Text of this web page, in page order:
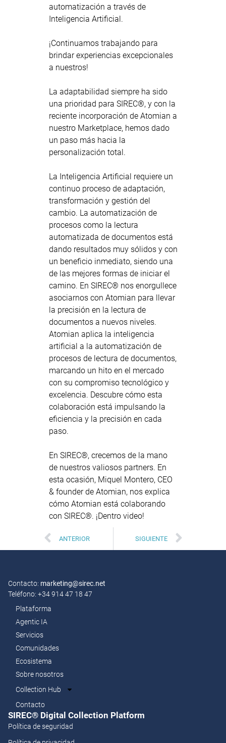
automatización a través de
Inteligencia Artificial.
¡Continuamos trabajando para
brindar experiencias excepcionales
a nuestros!
La adaptabilidad siempre ha sido
una prioridad para SIREC®, y con la
reciente incorporación de Atomian a
nuestro Marketplace, hemos dado
un paso más hacia la
personalización total.
La Inteligencia Artificial requiere un
continuo proceso de adaptación,
transformación y gestión del
cambio. La automatización de
procesos como la lectura
automatizada de documentos está
dando resultados muy sólidos y con
un beneficio inmediato, siendo una
de las mejores formas de iniciar el
camino. En SIREC® nos enorgullece
asociarnos con Atomian para llevar
la precisión en la lectura de
documentos a nuevos niveles.
Atomian aplica la inteligencia
artificial a la automatización de
procesos de lectura de documentos,
marcando un hito en el mercado
con su compromiso tecnológico y
excelencia. Descubre cómo esta
colaboración está impulsando la
eficiencia y la precisión en cada
paso.
En SIREC®, crecemos de la mano
de nuestros valiosos partners. En
esta ocasión, Miquel Montero, CEO
& founder de Atomian, nos explica
cómo Atomian está colaborando
con SIREC®. ¡Dentro video!
ANTERIOR SIGUIENTE
Contacto: marketing@sirec.net
Teléfono: +34 914 47 18 47
Plataforma
Agentic IA
Servicios
Comunidades
Ecosistema
Sobre nosotros
Collection Hub
Contacto
SIREC® Digital Collection Platform​
Política de seguridad